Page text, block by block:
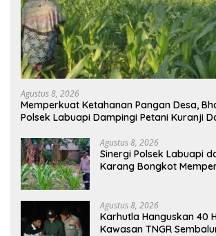
Agustus 8, 2026
Memperkuat Ketahanan Pangan Desa,
Polsek Labuapi Dampingi Petani Kuranji
Agustus 8, 2026
Sinergi Polsek Labuapi
Karang Bongkot
Agustus 8, 2026
Karhutla Hanguskan 40
Kawasan TNGR